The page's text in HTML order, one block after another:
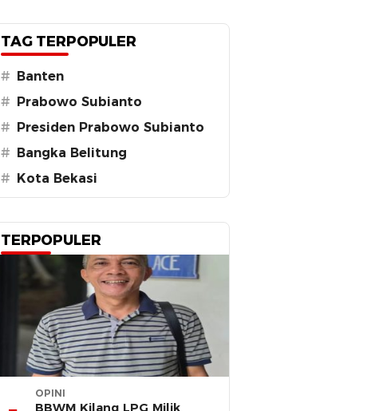
TAG TERPOPULER
# Banten
# Prabowo Subianto
# Presiden Prabowo Subianto
# Bangka Belitung
# Kota Bekasi
TERPOPULER
OPINI
BBWM Kilang LPG Milik